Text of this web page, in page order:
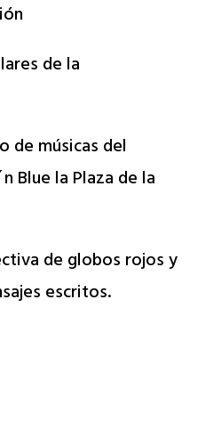
de la
de músicas del
Blue la Plaza de la
de globos rojos y
escritos.